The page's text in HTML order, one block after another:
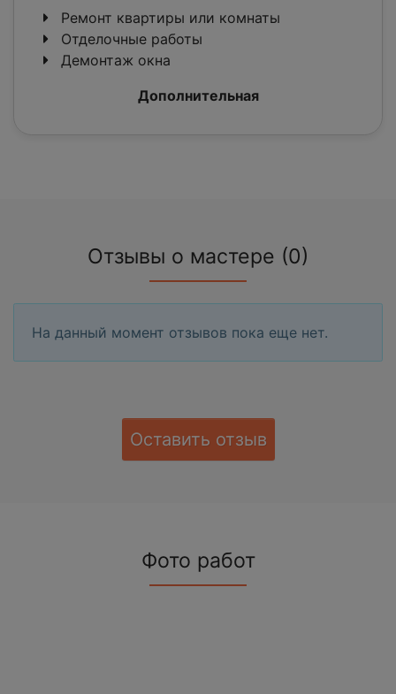
Ремонт квартиры или комнаты
Отделочные работы
Демонтаж окна
Дополнительная
Отзывы о мастере (0)
На данный момент отзывов пока еще нет.
Оставить отзыв
Фото работ